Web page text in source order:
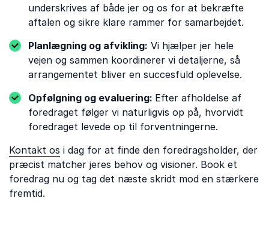
underskrives af både jer og os for at bekræfte
aftalen og sikre klare rammer for samarbejdet.
Planlægning og afvikling: Vi hjælper jer hele
vejen og sammen koordinerer vi detaljerne, så
arrangementet bliver en succesfuld oplevelse.
Opfølgning og evaluering: Efter afholdelse af
foredraget følger vi naturligvis op på, hvorvidt
foredraget levede op til forventningerne.
Kontakt os i dag for at finde den foredragsholder, der
præcist matcher jeres behov og visioner. Book et
foredrag nu og tag det næste skridt mod en stærkere
fremtid.